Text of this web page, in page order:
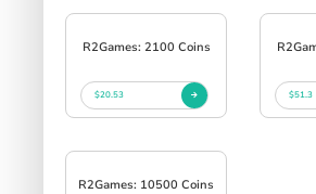
R2Games: 2100 Coins
$20.53 $51.3
R2Games: 10500 Coins